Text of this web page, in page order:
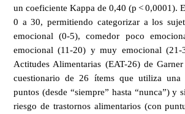
un coeficiente Kappa de 0,40 (p < 0,0001).
0 a 30, permitiendo categorizar a los
emocional (0‑5), comedor poco
emocional (11‑20) y muy emocional
Actitudes Alimentarias (EAT-26) de
cuestionario de 26 ítems que utiliza
puntos (desde “siempre” hasta “nunca”) y
riesgo de trastornos alimentarios (con